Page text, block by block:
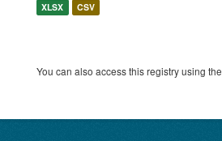
XLSX CSV
You can also access this registry using the